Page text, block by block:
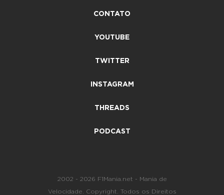
CONTATO
YOUTUBE
TWITTER
INSTAGRAM
THREADS
PODCAST
2002 - 2026 F1Mania.net - Mania de
Velocidade. Copyright. Todos os Direitos